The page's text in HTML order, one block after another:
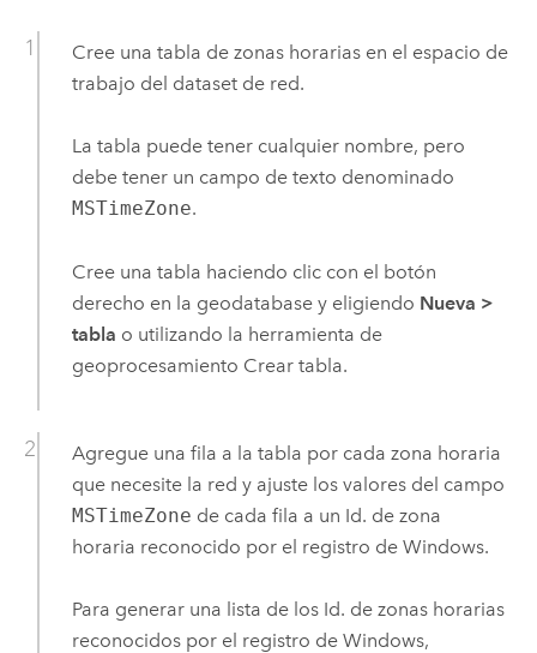
Cree una tabla de zonas horarias en el espacio de
trabajo del dataset de red.
La tabla puede tener cualquier nombre, pero
debe tener un campo de texto denominado
MSTimeZone.
Cree una tabla haciendo clic con el botón
derecho en la geodatabase y eligiendo Nueva >
tabla o utilizando la herramienta de
geoprocesamiento Crear tabla.
Agregue una fila a la tabla por cada zona horaria
que necesite la red y ajuste los valores del campo
MSTimeZone de cada fila a un Id. de zona
horaria reconocido por el registro de Windows.
Para generar una lista de los Id. de zonas horarias
reconocidos por el registro de Windows,